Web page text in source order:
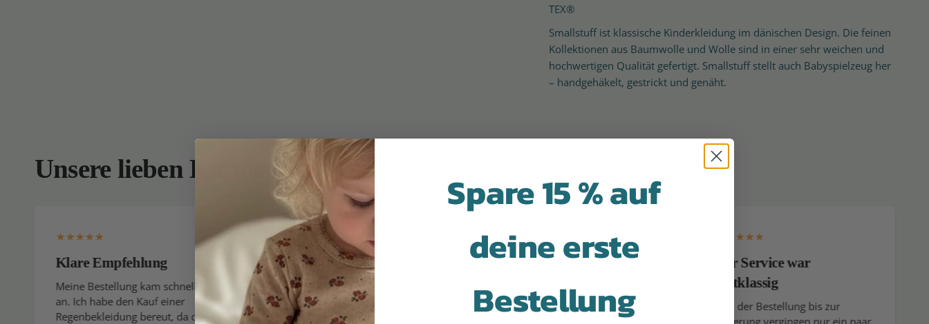
TEX®
Smallstuff ist klassische Kinderkleidung im dänischen Design. Die feinen
Kollektionen aus Baumwolle und Wolle sind in einer sehr weichen und
hochwertigen Qualität gefertigt. Smallstuff stellt auch Babyspielzeug her
– handgehäkelt, gestrickt und genäht.
Unsere lieben Kunden
Klare Empfehlung
Meine Bestellung kam schnell
an. Ich habe den Kauf einer
Regenbekleidung bereut, da die
Ich kaufe immer wieder
gerne hier ein
Ich erlebe während des
gesamten Prozesses jedes Mal,
Habe einen tollen Service
Auf der IsaDisaKids-Website
Der Service war
erstklassig
Von der Bestellung bis zur
Lieferung vergingen nur ein paar
Spare 15 % auf
deine erste
Bestellung